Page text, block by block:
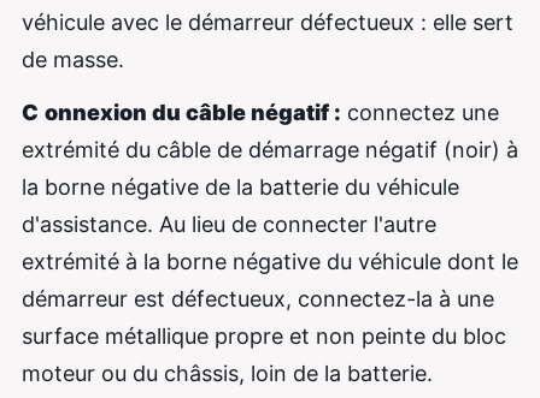
véhicule avec le démarreur défectueux : elle sert
de masse.
C onnexion du câble négatif : connectez une
extrémité du câble de démarrage négatif (noir) à
la borne négative de la batterie du véhicule
d'assistance. Au lieu de connecter l'autre
extrémité à la borne négative du véhicule dont le
démarreur est défectueux, connectez-la à une
surface métallique propre et non peinte du bloc
moteur ou du châssis, loin de la batterie.